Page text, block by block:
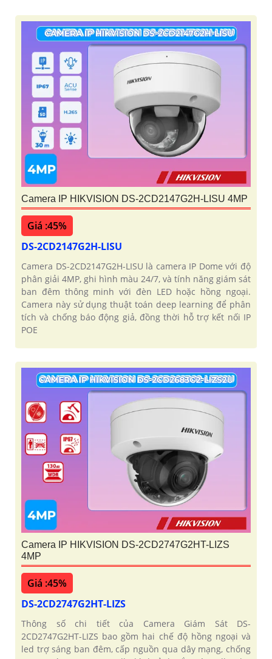
Camera IP HIKVISION DS-2CD2147G2H-LISU 4MP
Giá :45%
DS-2CD2147G2H-LISU
Camera DS-2CD2147G2H-LISU là camera IP Dome với độ
phân giải 4MP, ghi hình màu 24/7, và tính năng giám sát
ban đêm thông minh với đèn LED hoặc hồng ngoại.
Camera này sử dụng thuật toán deep learning để phân
tích và chống báo động giả, đồng thời hỗ trợ kết nối IP
POE
Camera IP HIKVISION DS-2CD2747G2HT-LIZS
4MP
Giá :45%
DS-2CD2747G2HT-LIZS
Thông số chi tiết của Camera Giám Sát DS-
2CD2747G2HT-LIZS bao gồm hai chế độ hồng ngoại và
led trợ sáng ban đêm, cấp nguồn qua dây mạng, chống